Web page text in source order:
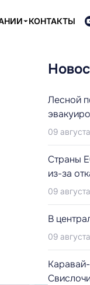
КОНТАКТЫ
Лесной
09
Страны
из-за
09
В
09